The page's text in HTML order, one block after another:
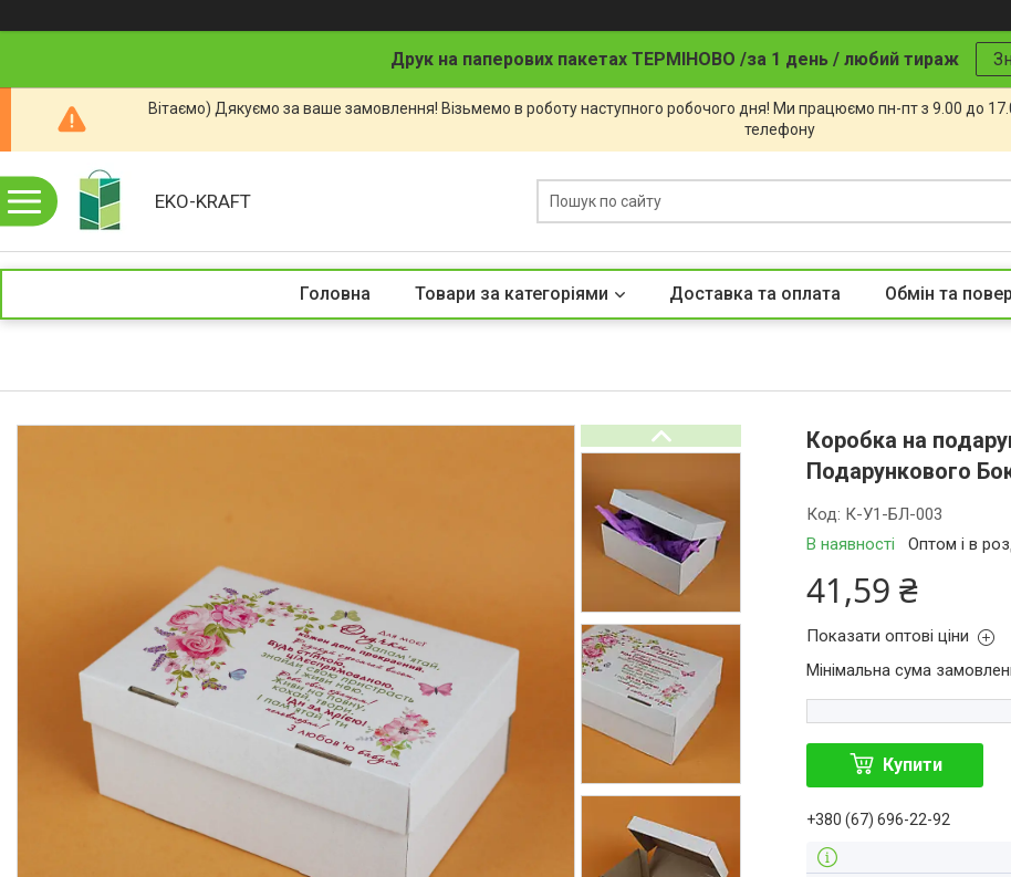
Друк на паперових пакетах ТЕРМІНОВО /за 1 день / любий тираж
Вітаємо) Дякуємо за ваше замовлення! Візьмемо в роботу наступного робочого дня! Ми працюємо пн-пт з 9.00 до
телефону
EKO-KRAFT
Головна Товари за категоріями Доставка та оплата Обмін та
Коробка на
Подарункового
В наявності Оптом і в
Код: К-У1-БЛ-003
41,59 ₴
Показати оптові ціни
Мінімальна сума
Купити
+380 (67) 696-22-92